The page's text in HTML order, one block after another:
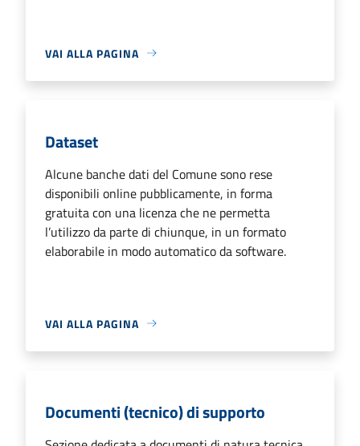
VAI ALLA PAGINA
Dataset
Alcune banche dati del Comune sono rese
disponibili online pubblicamente, in forma
gratuita con una licenza che ne permetta
l’utilizzo da parte di chiunque, in un formato
elaborabile in modo automatico da software.
VAI ALLA PAGINA
Documenti (tecnico) di supporto